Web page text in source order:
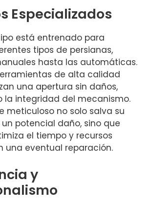
Especializados
está entrenado para
tipos de persianas,
hasta las automáticas.
de alta calidad
una apertura sin daños,
la integridad del mecanismo.
meticuloso no solo salva su
potencial daño, sino que
el tiempo y recursos
una eventual reparación.
y